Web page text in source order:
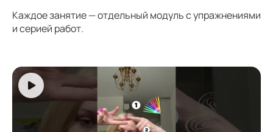
Каждое занятие — отдельный модуль с упражнениями
и серией работ.